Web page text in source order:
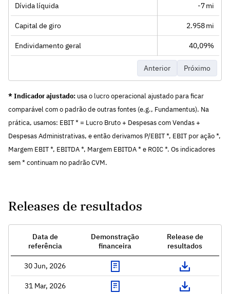
Dívida líquida -7 mi
Capital de giro 2.958 mi
Endividamento geral 40,09%
Anterior Próximo
* Indicador ajustado: usa o lucro operacional ajustado para ficar
comparável com o padrão de outras fontes (e.g., Fundamentus). Na
prática, usamos: EBIT * = Lucro Bruto + Despesas com Vendas +
Despesas Administrativas, e então derivamos P/EBIT *, EBIT por ação *,
Margem EBIT *, EBITDA *, Margem EBITDA * e ROIC *. Os indicadores
sem * continuam no padrão CVM.
Releases de resultados
Data de
referência
Demonstração
financeira
Release de
resultados
30 Jun, 2026
31 Mar, 2026